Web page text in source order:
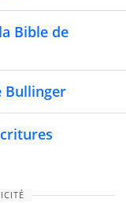
Bible de
Bullinger